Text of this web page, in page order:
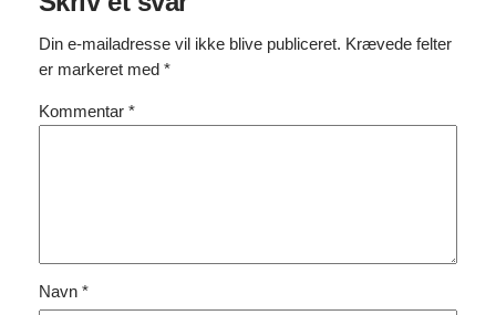
Din e-mailadresse vil ikke blive publiceret. Krævede felter
er markeret med *
Kommentar *
Navn *